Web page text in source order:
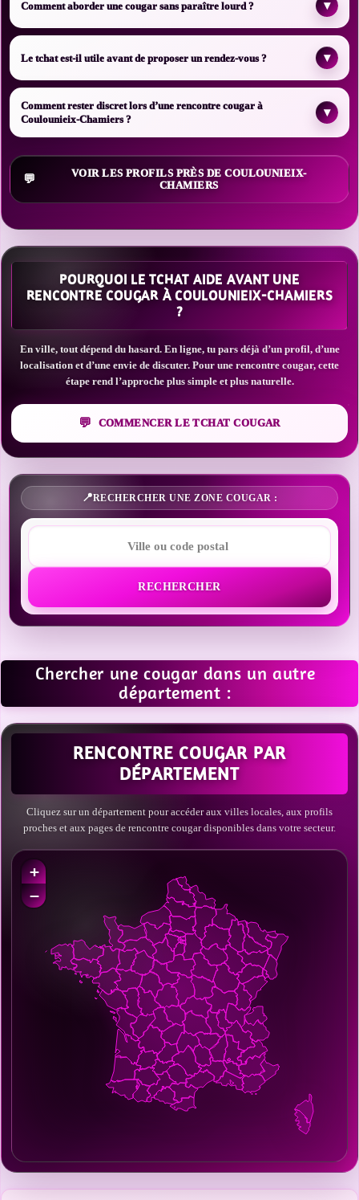
Comment aborder une cougar sans paraître lourd ? ▾
Le tchat est-il utile avant de proposer un rendez-vous ? ▾
Comment rester discret lors d’une rencontre cougar à
Coulounieix-Chamiers ?
▾
VOIR LES PROFILS PRÈS DE COULOUNIEIX-
CHAMIERS
POURQUOI LE TCHAT AIDE AVANT UNE
RENCONTRE COUGAR À COULOUNIEIX-CHAMIERS
?
En ville, tout dépend du hasard. En ligne, tu pars déjà d’un profil, d’une
localisation et d’une envie de discuter. Pour une rencontre cougar, cette
étape rend l’approche plus simple et plus naturelle.
COMMENCER LE TCHAT COUGAR
RECHERCHER UNE ZONE COUGAR :
RECHERCHER
Chercher une cougar dans un autre
département :
RENCONTRE COUGAR PAR
DÉPARTEMENT
Cliquez sur un département pour accéder aux villes locales, aux profils
proches et aux pages de rencontre cougar disponibles dans votre secteur.
+
−